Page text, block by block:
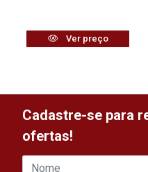
Ver preço
Cadastre-se para
ofertas!